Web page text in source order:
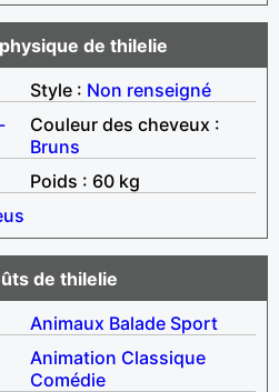
de thilelie
Style : Non renseigné
Couleur des cheveux :
Bruns
Poids : 60 kg
de thilelie
Animaux Balade Sport
Animation Classique
Comédie